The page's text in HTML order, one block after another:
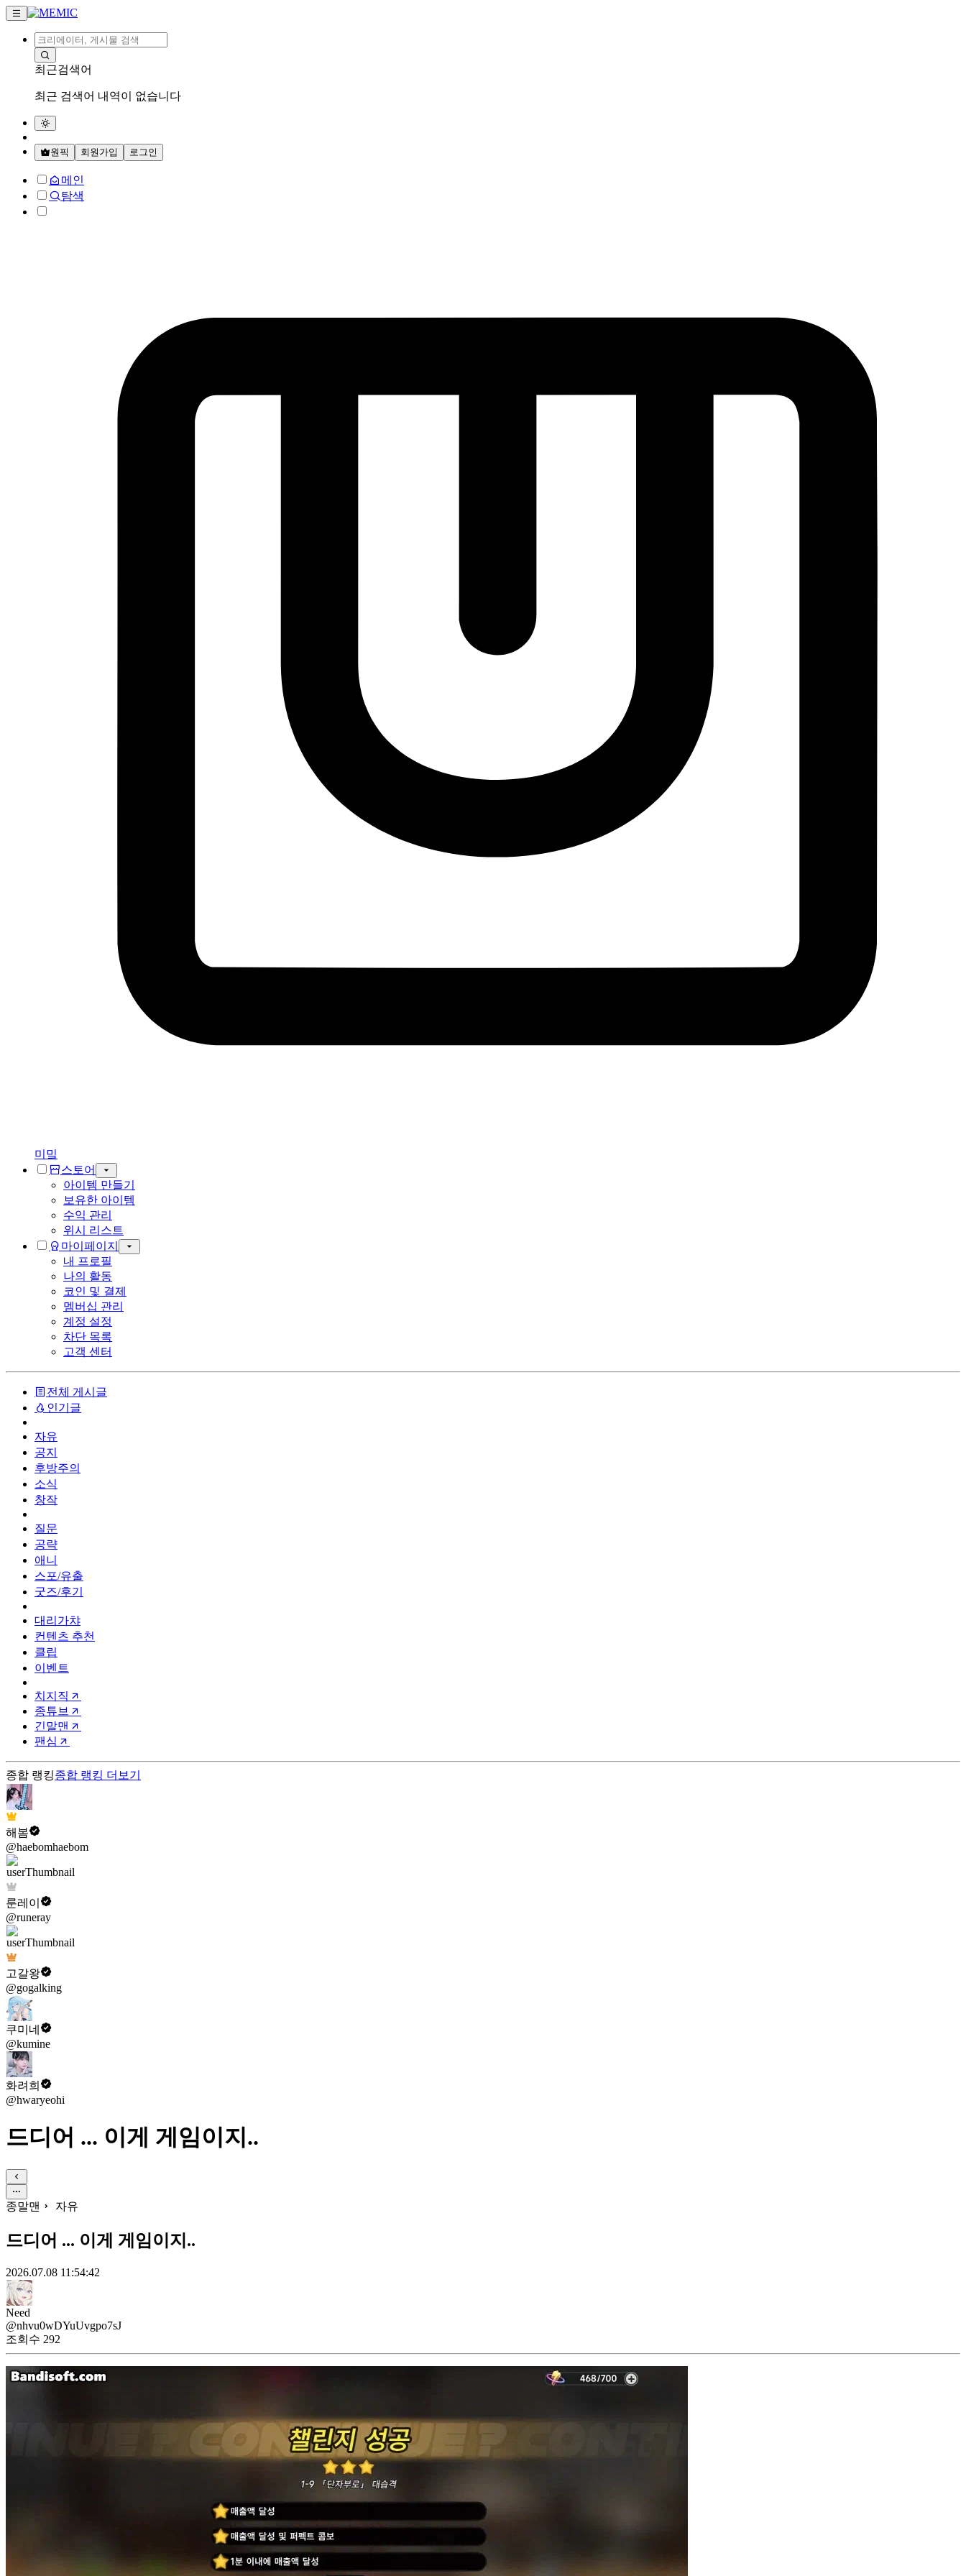
최근검색어
최근 검색어 내역이 없습니다
원픽 회원가입 로그인
메인
탐색
미밐
스토어
아이템 만들기
보유한 아이템
수익 관리
위시 리스트
마이페이지
내 프로필
나의 활동
코인 및 결제
멤버십 관리
계정 설정
차단 목록
고객 센터
전체 게시글
인기글
자유
공지
후방주의
소식
창작
질문
공략
애니
스포/유출
굿즈/후기
대리가챠
컨텐츠 추천
클립
이벤트
치지직
종튜브
긴말맨
팬심
종합 랭킹종합 랭킹 더보기
해봄
@haebomhaebom
룬레이
@runeray
고갈왕
@gogalking
쿠미네
@kumine
화려희
@hwaryeohi
드디어 ... 이게 게임이지..
종말맨 자유
드디어 ... 이게 게임이지..
2026.07.08 11:54:42
Need
@nhvu0wDYuUvgpo7sJ
조회수 292